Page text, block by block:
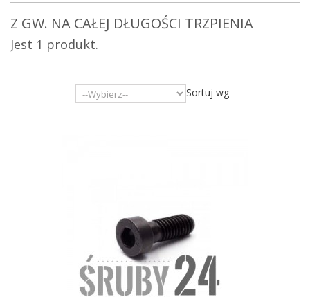
Z GW. NA CAŁEJ DŁUGOŚCI TRZPIENIA
Jest 1 produkt.
Sortuj wg